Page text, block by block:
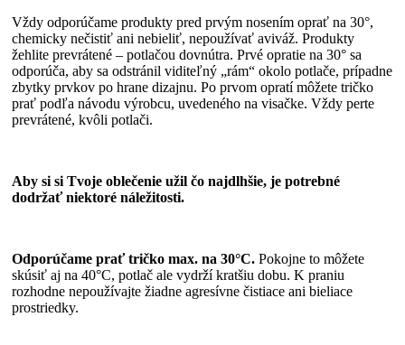
Vždy odporúčame produkty pred prvým nosením oprať na 30°,
chemicky nečistiť ani nebieliť, nepoužívať aviváž. Produkty
žehlite prevrátené – potlačou dovnútra. Prvé opratie na 30° sa
odporúča, aby sa odstránil viditeľný „rám“ okolo potlače, prípadne
zbytky prvkov po hrane dizajnu. Po prvom opratí môžete tričko
prať podľa návodu výrobcu, uvedeného na visačke. Vždy perte
prevrátené, kvôli potlači.
Aby si si Tvoje oblečenie užil čo najdlhšie, je potrebné
dodržať niektoré náležitosti.
Odporúčame prať tričko max. na 30°C. Pokojne to môžete
skúsiť aj na 40°C, potlač ale vydrží kratšiu dobu. K praniu
rozhodne nepoužívajte žiadne agresívne čistiace ani bieliace
prostriedky.